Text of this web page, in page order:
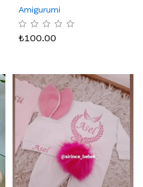
Amigurumi
₺100.00